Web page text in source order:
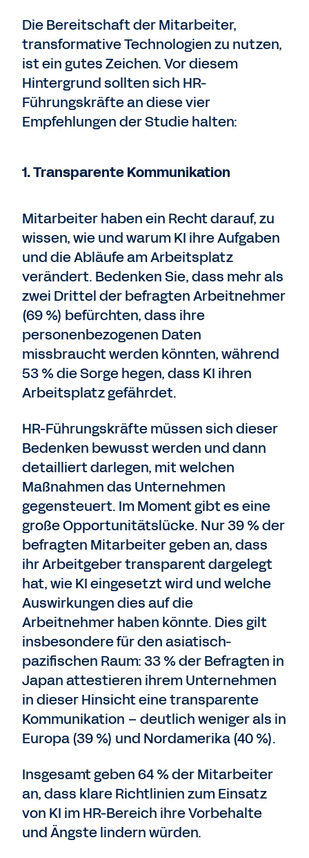
Die Bereitschaft der Mitarbeiter,
transformative Technologien zu nutzen,
ist ein gutes Zeichen. Vor diesem
Hintergrund sollten sich HR-
Führungskräfte an diese vier
Empfehlungen der Studie halten:
1. Transparente Kommunikation
Mitarbeiter haben ein Recht darauf, zu
wissen, wie und warum KI ihre Aufgaben
und die Abläufe am Arbeitsplatz
verändert. Bedenken Sie, dass mehr als
zwei Drittel der befragten Arbeitnehmer
(69 %) befürchten, dass ihre
personenbezogenen Daten
missbraucht werden könnten, während
53 % die Sorge hegen, dass KI ihren
Arbeitsplatz gefährdet.
HR-Führungskräfte müssen sich dieser
Bedenken bewusst werden und dann
detailliert darlegen, mit welchen
Maßnahmen das Unternehmen
gegensteuert. Im Moment gibt es eine
große Opportunitätslücke. Nur 39 % der
befragten Mitarbeiter geben an, dass
ihr Arbeitgeber transparent dargelegt
hat, wie KI eingesetzt wird und welche
Auswirkungen dies auf die
Arbeitnehmer haben könnte. Dies gilt
insbesondere für den asiatisch-
pazifischen Raum: 33 % der Befragten in
Japan attestieren ihrem Unternehmen
in dieser Hinsicht eine transparente
Kommunikation – deutlich weniger als in
Europa (39 %) und Nordamerika (40 %).
Insgesamt geben 64 % der Mitarbeiter
an, dass klare Richtlinien zum Einsatz
von KI im HR-Bereich ihre Vorbehalte
und Ängste lindern würden.